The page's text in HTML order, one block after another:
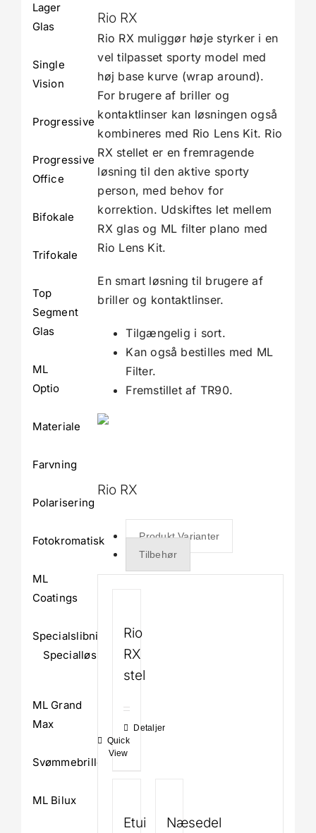
Lager
Glas
Single
Vision
Progressive
Progressive
Office
Bifokale
Trifokale
Top
Segment
Glas
ML
Optio
Materiale
Farvning
Polarisering
Fotokromatisk
ML
Coatings
Specialslibninger
Specialløsninger
ML Grand
Max
Svømmebriller
ML Bilux
Rio RX
Rio RX muliggør høje styrker i en
vel tilpasset sporty model med
høj base kurve (wrap around).
For brugere af briller og
kontaktlinser kan løsningen også
kombineres med Rio Lens Kit. Rio
RX stellet er en fremragende
løsning til den aktive sporty
person, med behov for
korrektion. Udskiftes let mellem
RX glas og ML filter plano med
Rio Lens Kit.
En smart løsning til brugere af
briller og kontaktlinser.
Tilgængelig i sort.
Kan også bestilles med ML
Filter.
Fremstillet af TR90.
Rio RX
Produkt Varianter
Tilbehør
Rio
RX
stel
Detaljer
Quick
View
Etui Næsedel